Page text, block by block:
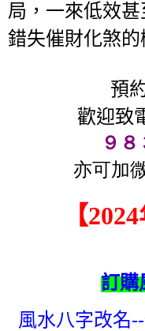
局，一來低效
錯失催財化煞的
預
歡迎致
９
亦可加
【
訂購
風水八字改名